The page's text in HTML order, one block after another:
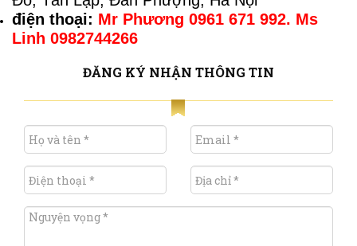
điện thoại: Mr Phương 0961 671 992. Ms
Linh 0982744266
ĐĂNG KÝ NHẬN THÔNG TIN